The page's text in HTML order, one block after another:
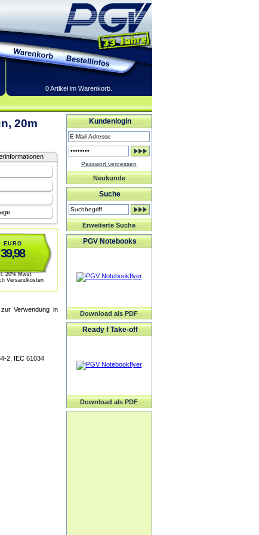
0 Artikel im Warenkorb.
20m
EURO
39,98
20% Mwst
Versandkosten
Verwendung in
2, IEC 61034
Kundenlogin
Passwort vergessen
Neukunde
Suche
Erweiterte Suche
PGV Notebooks
Download als PDF
Ready f Take-off
Download als PDF